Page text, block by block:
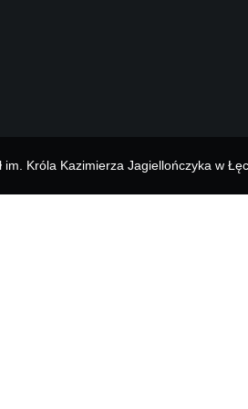
Króla Kazimierza Jagiellończyka w